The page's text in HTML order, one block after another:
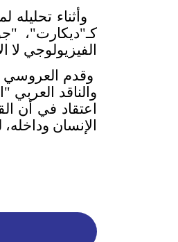
وأثناء
كـ"ديكارت"،
الفيزيولوجي لا
وقدم العروسي
والناقد
اعتقاد في أن
الإنسان